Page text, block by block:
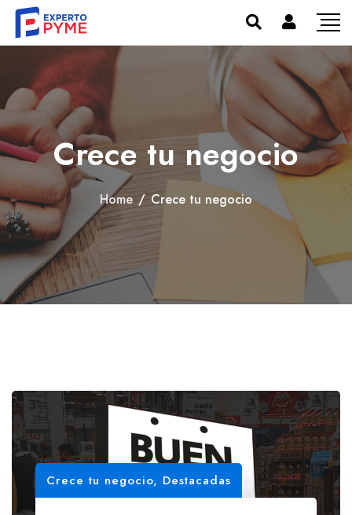
Crece tu negocio
Home / Crece tu negocio
Crece tu negocio, Destacadas